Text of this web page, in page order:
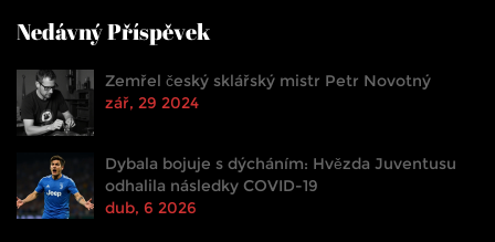
Nedávný Příspěvek
Zemřel český sklářský mistr Petr Novotný
zář, 29 2024
Dybala bojuje s dýcháním: Hvězda Juventusu
odhalila následky COVID-19
dub, 6 2026